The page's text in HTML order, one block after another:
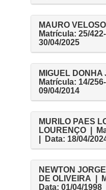
MAURO VELOSO
Matrícula: 25/
30/04/2025
MIGUEL DONHA
Matrícula: 14/
09/04/2014
MURILO PAES
LOURENÇO |
| Data: 18/04/
NEWTON
DE OLIVEIRA |
Data: 01/04/1998